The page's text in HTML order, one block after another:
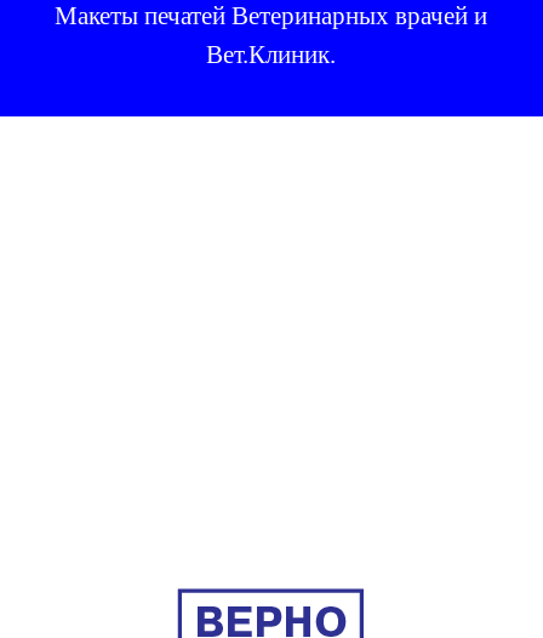
Макеты печатей Ветеринарных врачей и
Вет.Клиник.